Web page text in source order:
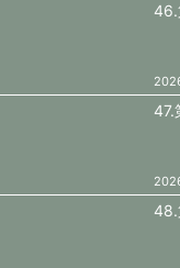
46.
47.
48.